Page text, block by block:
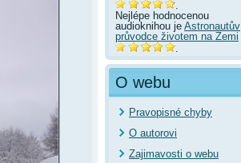
Nejlépe hodnocenou
audioknihou je Astronautův
průvodce životem na Zemi
O webu
Pravopisné chyby
O autorovi
Zajimavosti o webu